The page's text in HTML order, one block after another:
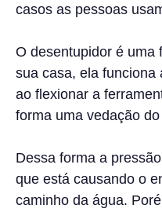
casos as pessoas
O desentupidor é uma
sua casa, ela funciona
ao flexionar a
forma uma vedação
Dessa forma a
que está causando o
caminho da água.